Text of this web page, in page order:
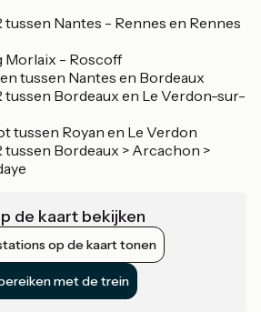
tussen Nantes - Rennes en Rennes
Morlaix - Roscoff
tussen Nantes en Bordeaux
tussen Bordeaux en Le Verdon-sur-
tussen Royan en Le Verdon
tussen Bordeaux > Arcachon >
de kaart bekijken
op de kaart tonen
met de trein